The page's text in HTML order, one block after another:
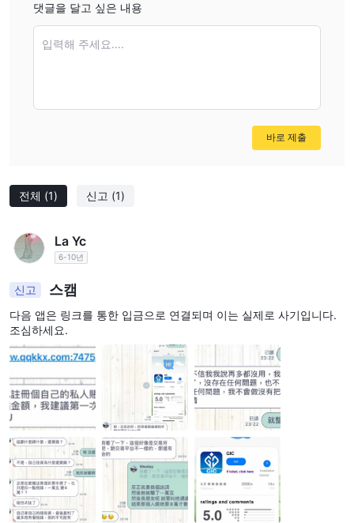
전체 (1) 신고 (1)
La Yc
6-10년
신고 스캠
다음 앱은 링크를 통한 입금으로 연결되며 이는 실제로 사기입니다.
조심하세요.
댓글을 달고 싶은 내용
입력해 주세요....
바로 제출